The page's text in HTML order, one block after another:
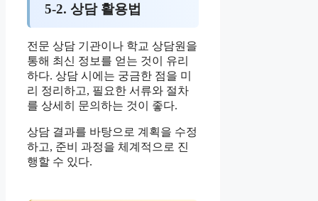
5-2. 상담 활용법
전문 상담 기관이나 학교 상담원을
통해 최신 정보를 얻는 것이 유리
하다. 상담 시에는 궁금한 점을 미
리 정리하고, 필요한 서류와 절차
를 상세히 문의하는 것이 좋다.
상담 결과를 바탕으로 계획을 수정
하고, 준비 과정을 체계적으로 진
행할 수 있다.